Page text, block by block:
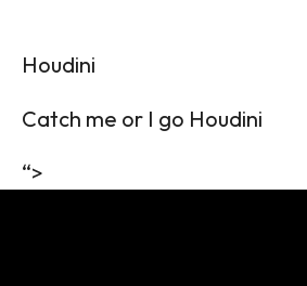
Houdini
Catch me or I go Houdini
“>